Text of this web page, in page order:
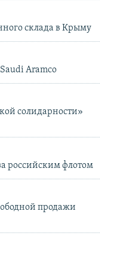
склада в Крыму
Aramco
солидарности»
российским флотом
продажи